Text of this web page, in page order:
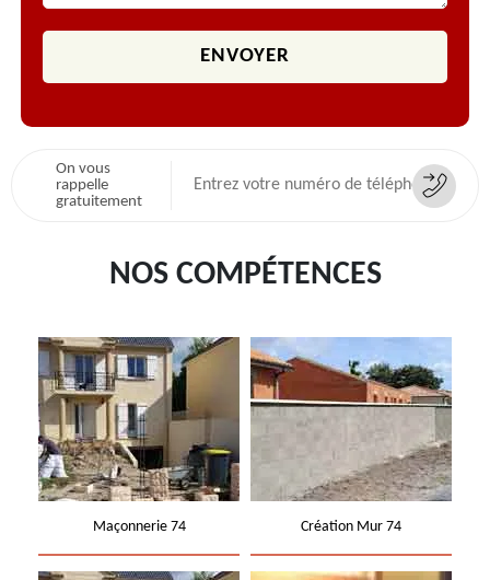
On vous
rappelle
gratuitement
NOS COMPÉTENCES
Maçonnerie 74 Création Mur 74